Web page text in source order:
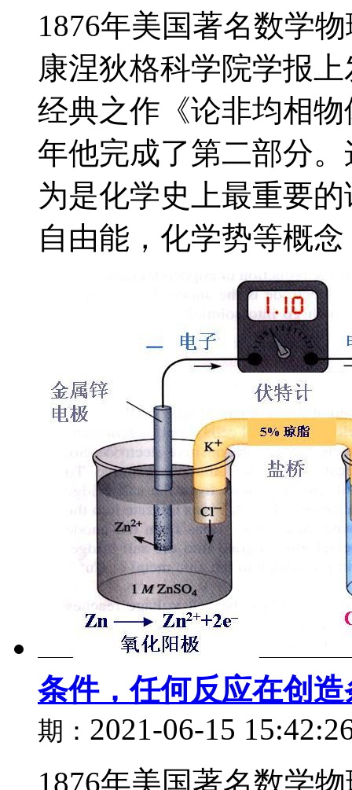
1876年美国著名数学
康涅狄格科学院学报
经典之作《论非均相
年他完成了第二部分
为是化学史上最重要
自由能，化学势等概念
条件，任何反应在创
期： 2021-06-15
1876年美国著名数学